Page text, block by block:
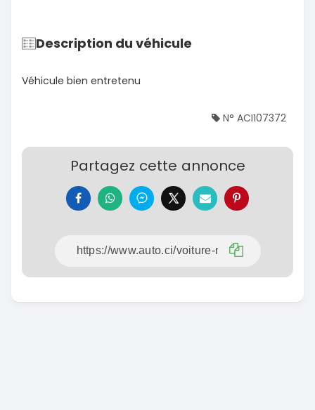
Description du véhicule
Véhicule bien entretenu
N° ACI107372
Partagez cette annonce